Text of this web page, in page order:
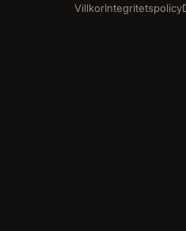
VillkorIntegritetspolicy